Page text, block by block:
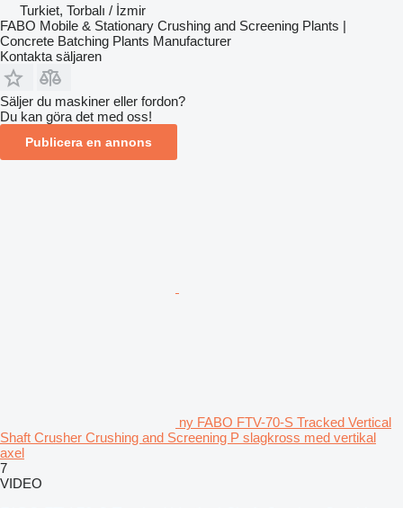
Turkiet, Torbalı / İzmir
FABO Mobile & Stationary Crushing and Screening Plants |
Concrete Batching Plants Manufacturer
Kontakta säljaren
Säljer du maskiner eller fordon?
Du kan göra det med oss!
Publicera en annons
ny FABO FTV-70-S Tracked Vertical
Shaft Crusher Crushing and Screening P slagkross med vertikal
axel
7
VIDEO